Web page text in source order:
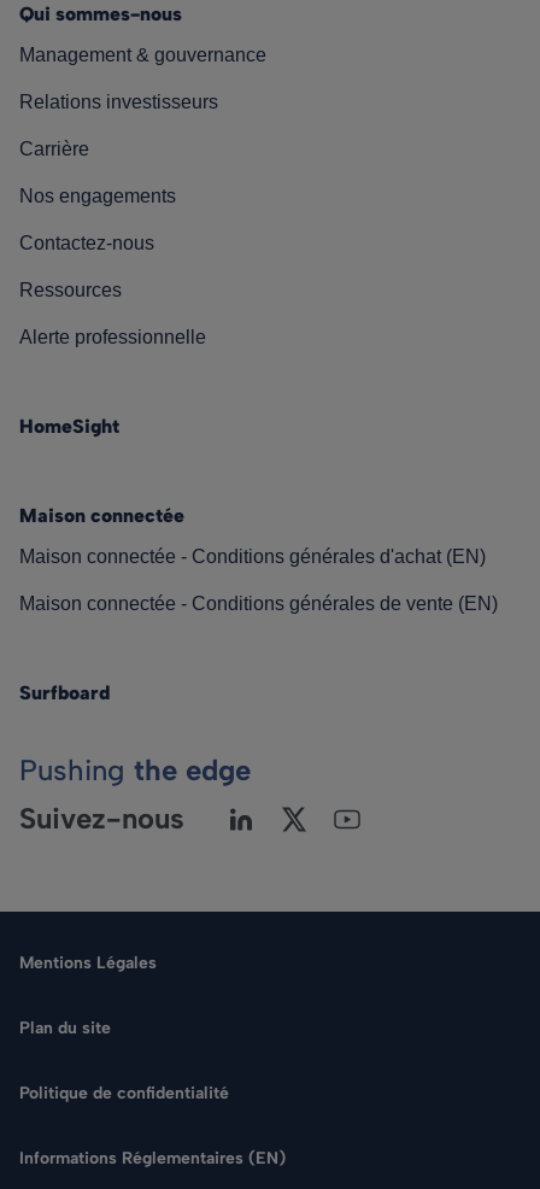
Rechercher
Qui sommes-nous
Management & gouvernance
Relations investisseurs
Carrière
Nos engagements
Contactez-nous
Ressources
Alerte professionnelle
HomeSight
Maison connectée
Maison connectée - Conditions générales d'achat (EN)
Maison connectée - Conditions générales de vente (EN)
Surfboard
Pushing the edge
Suivez-nous
Mentions Légales
Plan du site
Politique de confidentialité
Informations Réglementaires (EN)